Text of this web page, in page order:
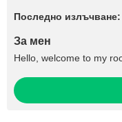
Последно излъчване:
За мен
Hello, welcome to my